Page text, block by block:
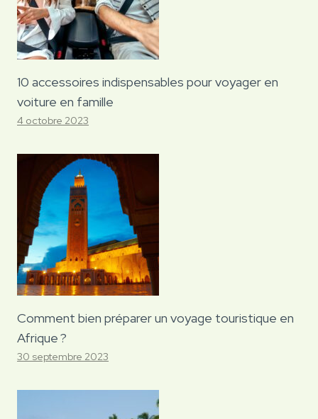
10 accessoires indispensables pour voyager en
voiture en famille
4 octobre 2023
Comment bien préparer un voyage touristique en
Afrique ?
30 septembre 2023